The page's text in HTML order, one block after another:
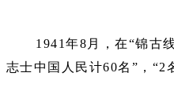
1941年8月，在“锦古
志士中国人民计60名”，“2